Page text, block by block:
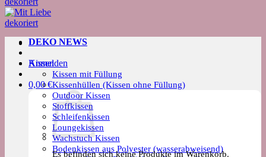
Kissen
Kissen mit Füllung
Kissenhüllen (Kissen ohne Füllung)
Outdoor Kissen
Stoffkissen
Schleifenkissen
Loungekissen
Wachstuch Kissen
Bodenkissen aus Polyester (wasserabweisend)
DEKO NEWS
Anmelden
0,00€
Es befinden sich keine Produkte im Warenkorb.